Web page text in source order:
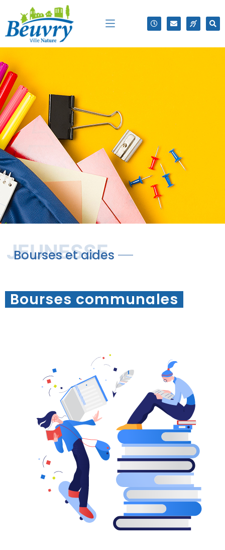
JEUNESSE
Bourses et aides
Bourses communales